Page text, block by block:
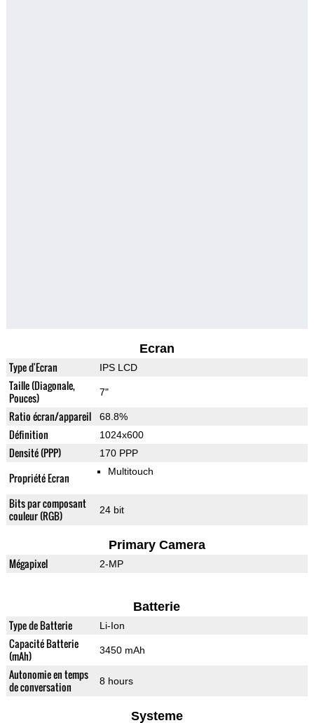
Ecran
Type d'Ecran IPS LCD
Taille (Diagonale,
Pouces)
7"
Ratio écran/appareil 68.8%
Définition 1024x600
Densité (PPP) 170 PPP
Propriété Ecran Multitouch
Bits par composant
couleur (RGB)
24 bit
Primary Camera
Mégapixel 2-MP
Batterie
Type de Batterie Li-Ion
Capacité Batterie
(mAh)
3450 mAh
Autonomie en temps
de conversation
8 hours
Systeme